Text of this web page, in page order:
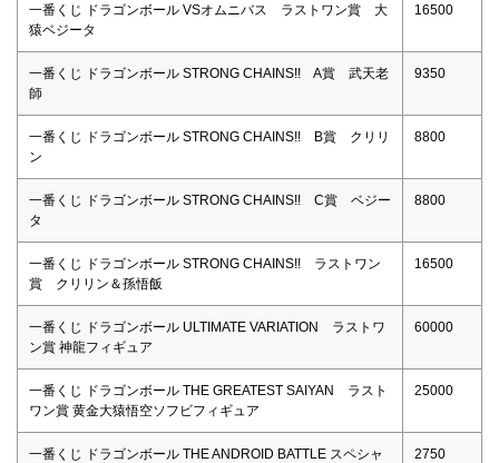
一番くじ ドラゴンボール VSオムニバス ラストワン賞 大
猿ベジータ
16500
一番くじ ドラゴンボール STRONG CHAINS!! A賞 武天老
師
9350
一番くじ ドラゴンボール STRONG CHAINS!! B賞 クリリ
ン
8800
一番くじ ドラゴンボール STRONG CHAINS!! C賞 ベジー
タ
8800
一番くじ ドラゴンボール STRONG CHAINS!! ラストワン
賞 クリリン＆孫悟飯
16500
一番くじ ドラゴンボール ULTIMATE VARIATION ラストワ
ン賞 神龍フィギュア
60000
一番くじ ドラゴンボール THE GREATEST SAIYAN ラスト
ワン賞 黄金大猿悟空ソフビフィギュア
25000
一番くじ ドラゴンボール THE ANDROID BATTLE スペシャ
2750